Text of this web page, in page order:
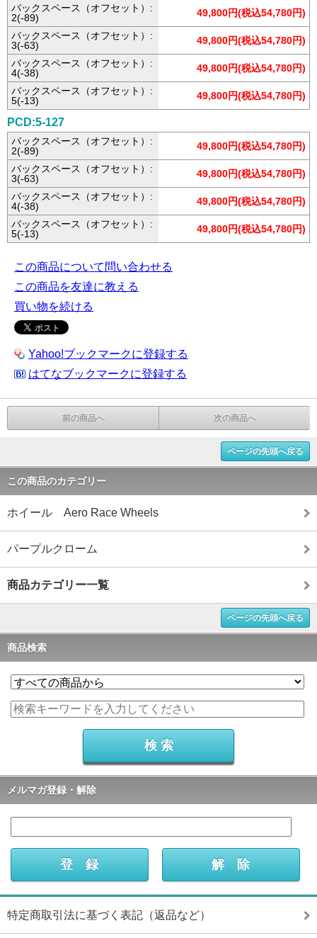
バックスペース（オフセット）:
2(-89)
49,800円(税込54,780円)
バックスペース（オフセット）:
3(-63)
49,800円(税込54,780円)
バックスペース（オフセット）:
4(-38)
49,800円(税込54,780円)
バックスペース（オフセット）:
5(-13)
49,800円(税込54,780円)
PCD:5-127
バックスペース（オフセット）:
2(-89)
49,800円(税込54,780円)
バックスペース（オフセット）:
3(-63)
49,800円(税込54,780円)
バックスペース（オフセット）:
4(-38)
49,800円(税込54,780円)
バックスペース（オフセット）:
5(-13)
49,800円(税込54,780円)
この商品について問い合わせる
この商品を友達に教える
買い物を続ける
Yahoo!ブックマークに登録する
はてなブックマークに登録する
前の商品へ 次の商品へ
ページの先頭へ戻る
この商品のカテゴリー
ホイール Aero Race Wheels
パープルクローム
商品カテゴリー一覧
ページの先頭へ戻る
商品検索
メルマガ登録・解除
特定商取引法に基づく表記（返品など）